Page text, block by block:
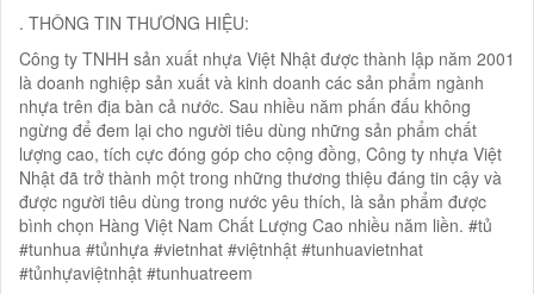
. THÔNG TIN THƯƠNG HIỆU:
Công ty TNHH sản xuất nhựa Việt Nhật được thành lập năm 2001
là doanh nghiệp sản xuất và kinh doanh các sản phẩm ngành
nhựa trên địa bàn cả nước. Sau nhiều năm phấn đấu không
ngừng để đem lại cho người tiêu dùng những sản phẩm chất
lượng cao, tích cực đóng góp cho cộng đồng, Công ty nhựa Việt
Nhật đã trở thành một trong những thương thiệu đáng tin cậy và
được người tiêu dùng trong nước yêu thích, là sản phẩm được
bình chọn Hàng Việt Nam Chất Lượng Cao nhiều năm liền. #tủ
#tunhua #tủnhựa #vietnhat #việtnhật #tunhuavietnhat
#tủnhựaviệtnhật #tunhuatreem